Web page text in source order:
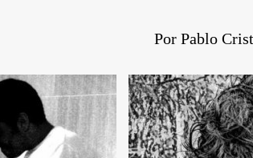
Por Pablo